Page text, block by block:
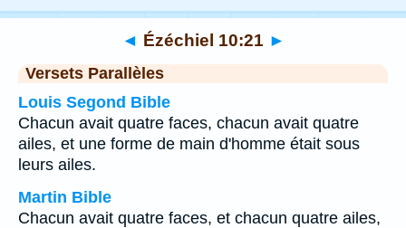
◄ Ézéchiel 10:21 ►
Versets Parallèles
Louis Segond Bible
Chacun avait quatre faces, chacun avait quatre
ailes, et une forme de main d'homme était sous
leurs ailes.
Martin Bible
Chacun avait quatre faces, et chacun quatre ailes,